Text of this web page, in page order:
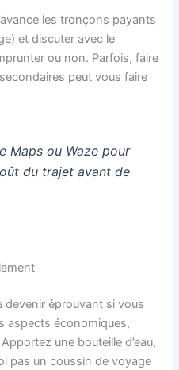
les tronçons payants
et discuter avec le
ou non. Parfois, faire
peut vous faire
Maps ou Waze pour
du trajet avant de
devenir éprouvant si vous
aspects économiques,
une bouteille d’eau,
pas un coussin de voyage